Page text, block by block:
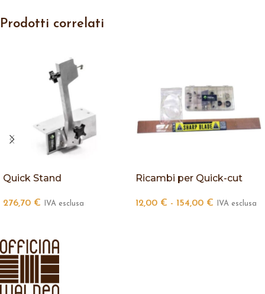
Prodotti correlati
Quick Stand
276,70 € IVA esclusa
Ricambi per Quick-cut
12,00 € - 154,00 € IVA esclusa